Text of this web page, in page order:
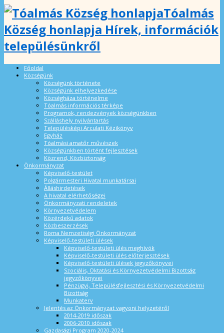
Tóalmás
Község honlapja Hírek, információk
településünkről
Főoldal
Községünk
Községünk története
Községünk elhelyezkedése
Községháza történelme
Tóalmás információs térképe
Programok, rendezvények községünkben
Szálláshely nyilvántartás
Településképi Arculati Kézikönyv
Egyház
Tóalmási amatőr művészek
Községünkben történt fejlesztések
Közrend, Közbiztonság
Önkormányzat
Képviselő-testület
Polgármesteri Hivatal munkatársai
Álláshirdetések
A hivatal elérhetőségei
Önkormányzati rendeletek
Környezetvédelem
Közérdekű adatok
Közbeszerzések
Roma Nemzetiségi Önkormányzat
Képviselő-testületi ülések
Képviselő-testületi ülés meghívók
Képviselő-testületi ülés előterjesztések
Képviselő-testületi ülések jegyzőkönyvei
Szociális, Oktatási és Környezetvédelmi Bizottság
jegyzőkönyvei
Pénzügyi, Településfejlesztési és Környezetvédelmi
Bizottság
Munkaterv
Jelentés az Önkormányzat vagyoni helyzetéről
2014-2019 időszak
2006-2010 időszak
Gazdasági Program 2020-2024